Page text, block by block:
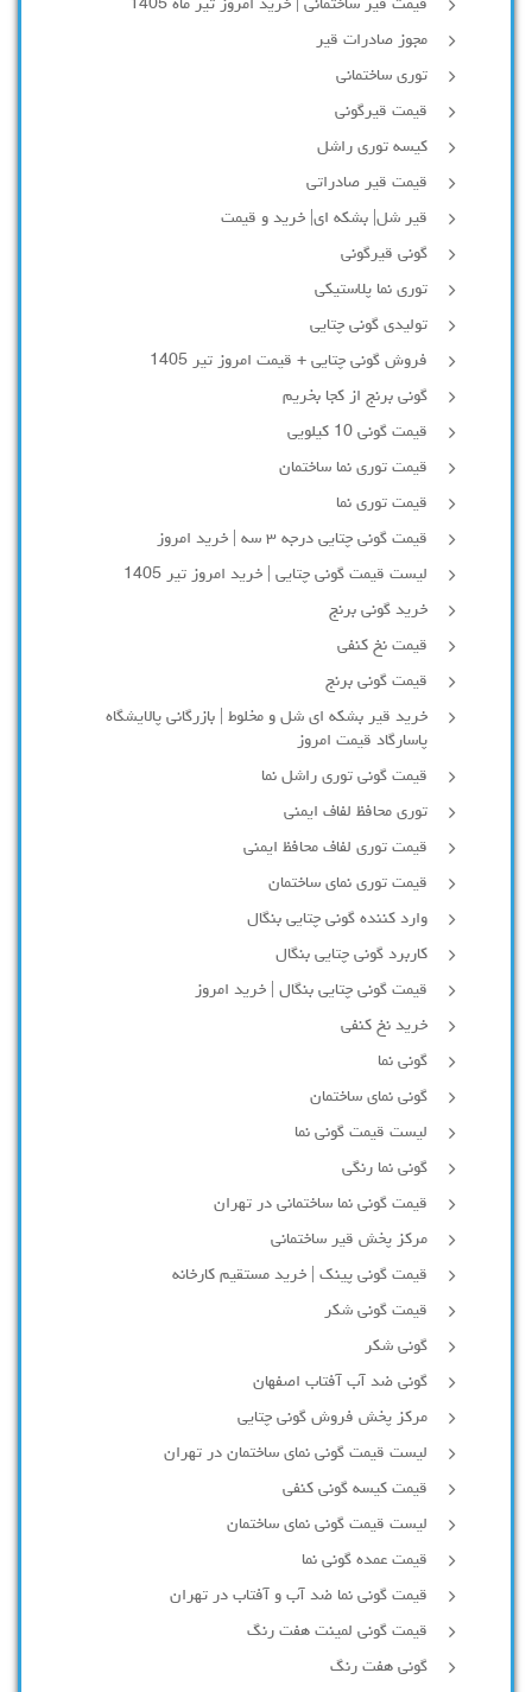
قیمت قیر ساختمانی | خرید امروز تیر ماه 1405
مجوز صادرات قیر
توری ساختمانی
قیمت قیرگونی
کیسه توری راشل
قیمت قیر صادراتی
قیر شل| بشکه ای| خرید و قیمت
گونی قیرگونی
توری نما پلاستیکی
تولیدی گونی چتایی
فروش گونی چتایی + قیمت امروز تیر 1405
گونی برنج از کجا بخریم
قیمت گونی 10 کیلویی
قیمت توری نما ساختمان
قیمت توری نما
قیمت گونی چتایی درجه ۳ سه | خرید امروز
لیست قیمت گونی چتایی | خرید امروز تیر 1405
خرید گونی برنج
قیمت نخ کنفی
قیمت گونی برنج
خرید قیر بشکه ای شل و مخلوط | بازرگانی پالایشگاه
پاسارگاد قیمت امروز
قیمت گونی توری راشل نما
توری محافظ لفاف ایمنی
قیمت توری لفاف محافظ ایمنی
قیمت توری نمای ساختمان
وارد کننده گونی چتایی بنگال
کاربرد گونی چتایی بنگال
قیمت گونی چتایی بنگال | خرید امروز
خرید نخ کنفی
گونی نما
گونی نمای ساختمان
لیست قیمت گونی نما
گونی نما رنگی
قیمت گونی نما ساختمانی در تهران
مرکز پخش قیر ساختمانی
قیمت گونی پینک | خرید مستقیم کارخانه
قیمت گونی شکر
گونی شکر
گونی ضد آب آفتاب اصفهان
مرکز پخش فروش گونی چتایی
لیست قیمت گونی نمای ساختمان در تهران
قیمت کیسه گونی کنفی
لیست قیمت گونی نمای ساختمان
قیمت عمده گونی نما
قیمت گونی نما ضد آب و آفتاب در تهران
قیمت گونی لمینت هفت رنگ
گونی هفت رنگ